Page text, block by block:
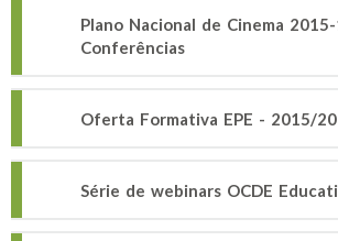
Plano Nacional de Cinema
Conferências
Oferta Formativa EPE - 2015/
Série de webinars OCDE